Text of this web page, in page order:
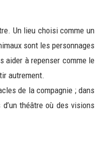
Un lieu choisi comme un
sont les personnages
aider à repenser comme le
autrement.
de la compagnie ; dans
théâtre où des visions